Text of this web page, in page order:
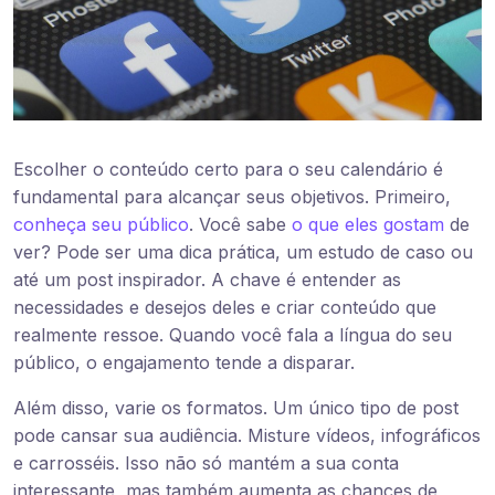
Escolher o conteúdo certo para o seu calendário é
fundamental para alcançar seus objetivos. Primeiro,
conheça seu público. Você sabe o que eles gostam de
ver? Pode ser uma dica prática, um estudo de caso ou
até um post inspirador. A chave é entender as
necessidades e desejos deles e criar conteúdo que
realmente ressoe. Quando você fala a língua do seu
público, o engajamento tende a disparar.
Além disso, varie os formatos. Um único tipo de post
pode cansar sua audiência. Misture vídeos, infográficos
e carrosséis. Isso não só mantém a sua conta
interessante, mas também aumenta as chances de